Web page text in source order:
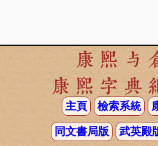
康熙与
康熙字典
主頁 檢索系統
同文書局版 武英殿